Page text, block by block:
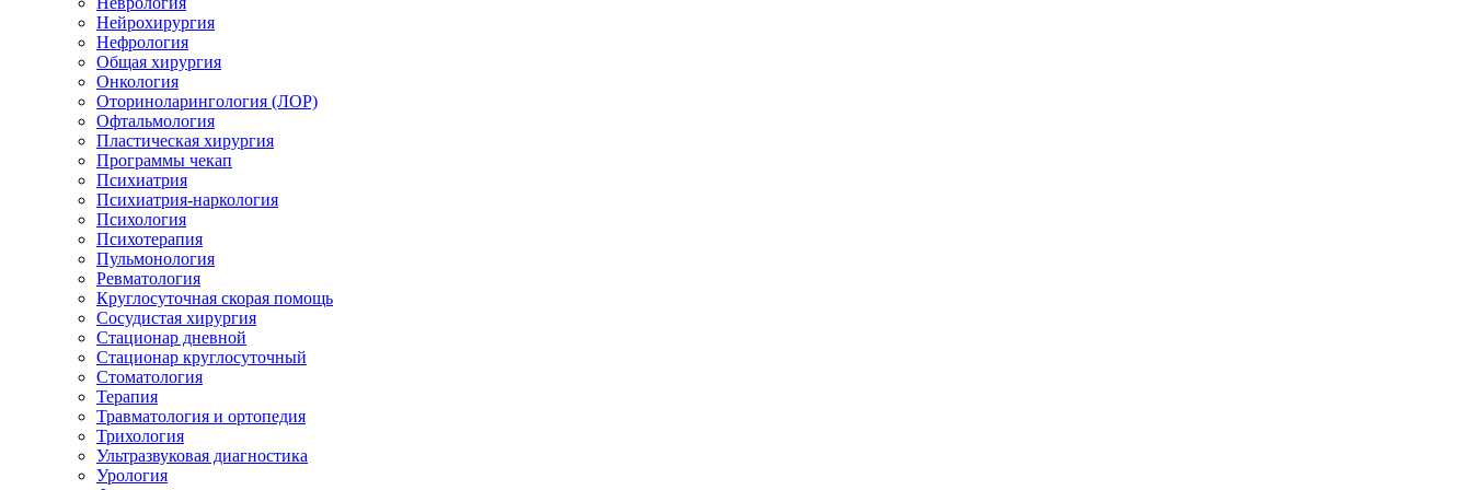
Нейрохирургия
Нефрология
Общая хирургия
Онкология
Оториноларингология (ЛОР)
Офтальмология
Пластическая хирургия
Программы чекап
Психиатрия
Психиатрия-наркология
Психология
Психотерапия
Пульмонология
Ревматология
Круглосуточная скорая помощь
Сосудистая хирургия
Стационар дневной
Стационар круглосуточный
Стоматология
Терапия
Травматология и ортопедия
Трихология
Ультразвуковая диагностика
Урология